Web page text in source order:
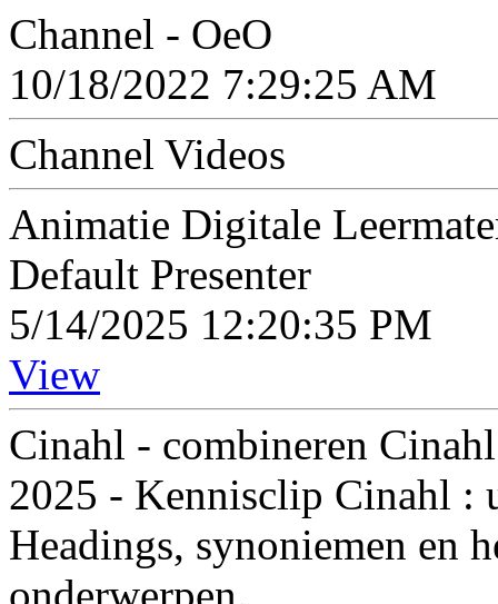
Channel - OeO
10/18/2022 7:29:25 AM
Channel Videos
Animatie Digitale
Default Presenter
5/14/2025 12:20:35 PM
View
Cinahl - combineren
2025 - Kennisclip Cinahl :
Headings, synoniemen en